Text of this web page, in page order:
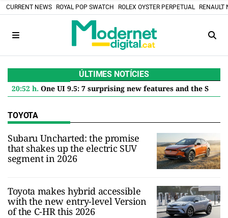
CURRENT NEWS ROYAL POP SWATCH ROLEX OYSTER PERPETUAL RENAULT
ÚLTIMES NOTÍCIES
20:52 h. One UI 9.5: 7 surprising new features and the Samsung Models that will get it in 2027
TOYOTA
Subaru Uncharted: the promise
that shakes up the electric SUV
segment in 2026
Toyota makes hybrid accessible
with the new entry-level Version
of the C-HR this 2026